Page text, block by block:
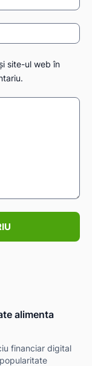
site-ul web în
alimenta
financiar digital